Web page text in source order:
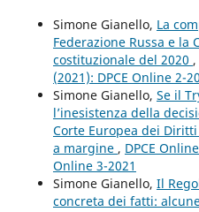
Simone Gianello, La
Federazione Russa e la
costituzionale del 2020 ,
(2021): DPCE Online 2-
Simone Gianello, Se il
l’inesistenza della
Corte Europea dei
a margine , DPCE
Online 3-2021
Simone Gianello, Il
concreta dei fatti: